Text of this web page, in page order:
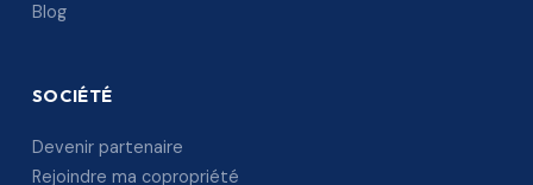
Blog
SOCIÉTÉ
Devenir partenaire
Rejoindre ma copropriété